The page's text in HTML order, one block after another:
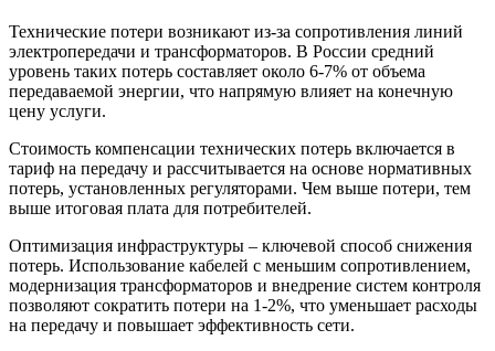
Технические потери возникают из-за сопротивления линий
электропередачи и трансформаторов. В России средний
уровень таких потерь составляет около 6-7% от объема
передаваемой энергии, что напрямую влияет на конечную
цену услуги.
Стоимость компенсации технических потерь включается в
тариф на передачу и рассчитывается на основе нормативных
потерь, установленных регуляторами. Чем выше потери, тем
выше итоговая плата для потребителей.
Оптимизация инфраструктуры – ключевой способ снижения
потерь. Использование кабелей с меньшим сопротивлением,
модернизация трансформаторов и внедрение систем контроля
позволяют сократить потери на 1-2%, что уменьшает расходы
на передачу и повышает эффективность сети.